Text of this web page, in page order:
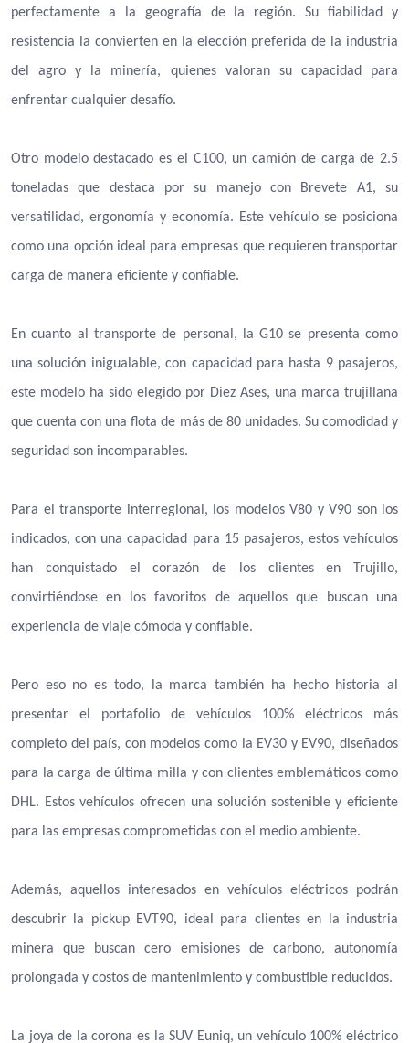
perfectamente a la geografía de la región. Su fiabilidad y
resistencia la convierten en la elección preferida de la industria
del agro y la minería, quienes valoran su capacidad para
enfrentar cualquier desafío.
Otro modelo destacado es el C100, un camión de carga de 2.5
toneladas que destaca por su manejo con Brevete A1, su
versatilidad, ergonomía y economía. Este vehículo se posiciona
como una opción ideal para empresas que requieren transportar
carga de manera eficiente y confiable.
En cuanto al transporte de personal, la G10 se presenta como
una solución inigualable, con capacidad para hasta 9 pasajeros,
este modelo ha sido elegido por Diez Ases, una marca trujillana
que cuenta con una flota de más de 80 unidades. Su comodidad y
seguridad son incomparables.
Para el transporte interregional, los modelos V80 y V90 son los
indicados, con una capacidad para 15 pasajeros, estos vehículos
han conquistado el corazón de los clientes en Trujillo,
convirtiéndose en los favoritos de aquellos que buscan una
experiencia de viaje cómoda y confiable.
Pero eso no es todo, la marca también ha hecho historia al
presentar el portafolio de vehículos 100% eléctricos más
completo del país, con modelos como la EV30 y EV90, diseñados
para la carga de última milla y con clientes emblemáticos como
DHL. Estos vehículos ofrecen una solución sostenible y eficiente
para las empresas comprometidas con el medio ambiente.
Además, aquellos interesados en vehículos eléctricos podrán
descubrir la pickup EVT90, ideal para clientes en la industria
minera que buscan cero emisiones de carbono, autonomía
prolongada y costos de mantenimiento y combustible reducidos.
La joya de la corona es la SUV Euniq, un vehículo 100% eléctrico